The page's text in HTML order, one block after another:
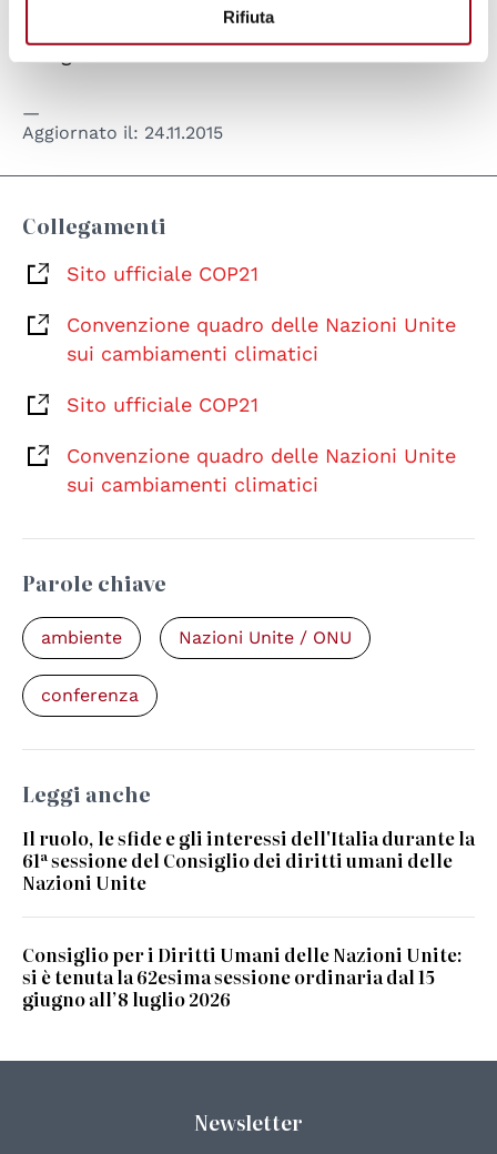
Rifiuta
di sicurezza, l’autorizzazione per lo
Aggiornato il: 24.11.2015
Collegamenti
Sito ufficiale COP21
Convenzione quadro delle Nazioni Unite
sui cambiamenti climatici
Sito ufficiale COP21
Convenzione quadro delle Nazioni Unite
sui cambiamenti climatici
Parole chiave
ambiente Nazioni Unite / ONU
conferenza
Leggi anche
Il ruolo, le sfide e gli interessi dell'Italia durante la
61ª sessione del Consiglio dei diritti umani delle
Nazioni Unite
Consiglio per i Diritti Umani delle Nazioni Unite:
si è tenuta la 62esima sessione ordinaria dal 15
giugno all’8 luglio 2026
Newsletter